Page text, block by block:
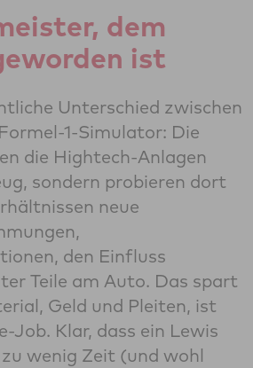
dem
ist
Unterschied zwischen
1-Simulator: Die
die Hightech-Anlagen
sondern probieren dort
neue
den Einfluss
Teile am Auto. Das spart
Geld und Pleiten, ist
Job. Klar, dass ein Lewis
wenig Zeit (und wohl